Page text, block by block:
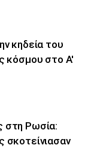
κηδεία του
κόσμου στο Α'
στη Ρωσία:
σκοτείνιασαν